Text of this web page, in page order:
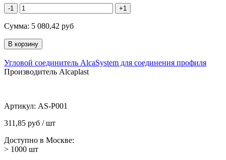
-1 +1
Сумма: 5 080,42 руб
Угловой соединитель AlcaSystem для соединения профиля
Производитель Alcaplast
Артикул: AS-P001
311,85 руб / шт
Доступно в Москве:
> 1000 шт